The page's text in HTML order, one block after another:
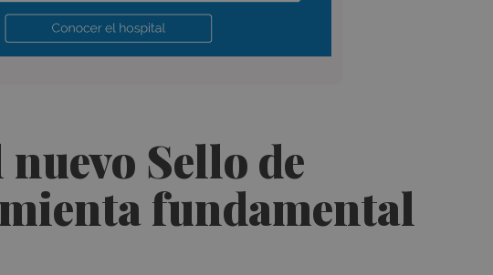
Sello de
fundamental